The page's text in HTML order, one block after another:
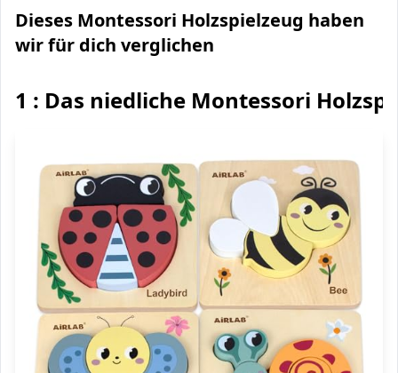
Dieses Montessori Holzspielzeug haben
wir für dich verglichen
1 : Das niedliche Montessori